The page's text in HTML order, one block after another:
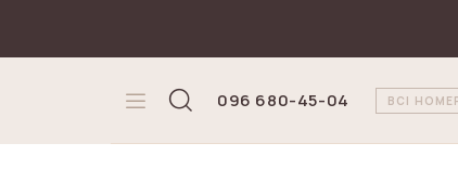
096 680-45-04 ВСІ